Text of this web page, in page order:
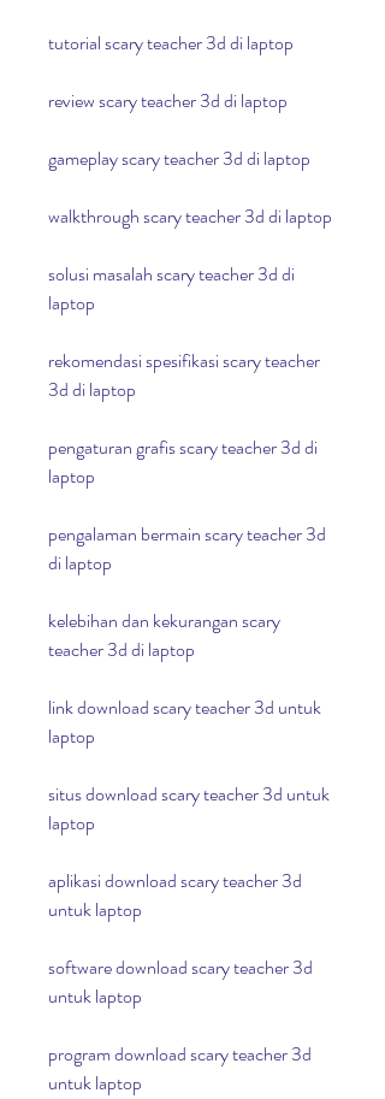
tutorial scary teacher 3d di laptop
review scary teacher 3d di laptop
gameplay scary teacher 3d di laptop
walkthrough scary teacher 3d di laptop
solusi masalah scary teacher 3d di
laptop
rekomendasi spesifikasi scary teacher
3d di laptop
pengaturan grafis scary teacher 3d di
laptop
pengalaman bermain scary teacher 3d
di laptop
kelebihan dan kekurangan scary
teacher 3d di laptop
link download scary teacher 3d untuk
laptop
situs download scary teacher 3d untuk
laptop
aplikasi download scary teacher 3d
untuk laptop
software download scary teacher 3d
untuk laptop
program download scary teacher 3d
untuk laptop